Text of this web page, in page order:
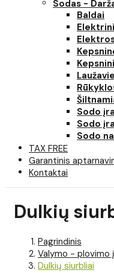
Sodas -
Baldai
Sodo
Sodo
Sodo
TAX FREE
Garantinis
Kontaktai
Dulkių
Pagrindinis
Valymo - plovimo
Dulkių siurbliai